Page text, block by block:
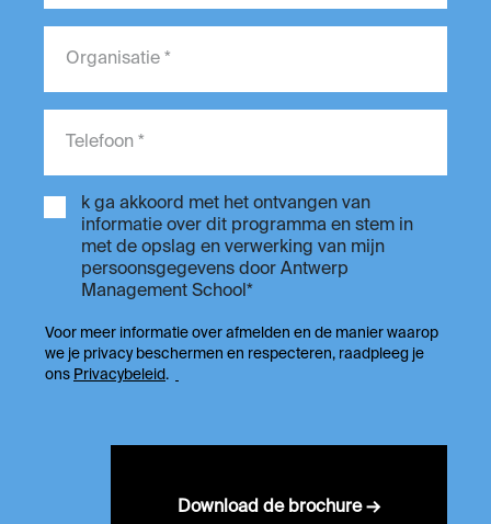
k ga akkoord met het ontvangen van
informatie over dit programma en stem in
met de opslag en verwerking van mijn
persoonsgegevens door Antwerp
Management School*
Voor meer informatie over afmelden en de manier waarop
we je privacy beschermen en respecteren, raadpleeg je
ons Privacybeleid.
Download de brochure →